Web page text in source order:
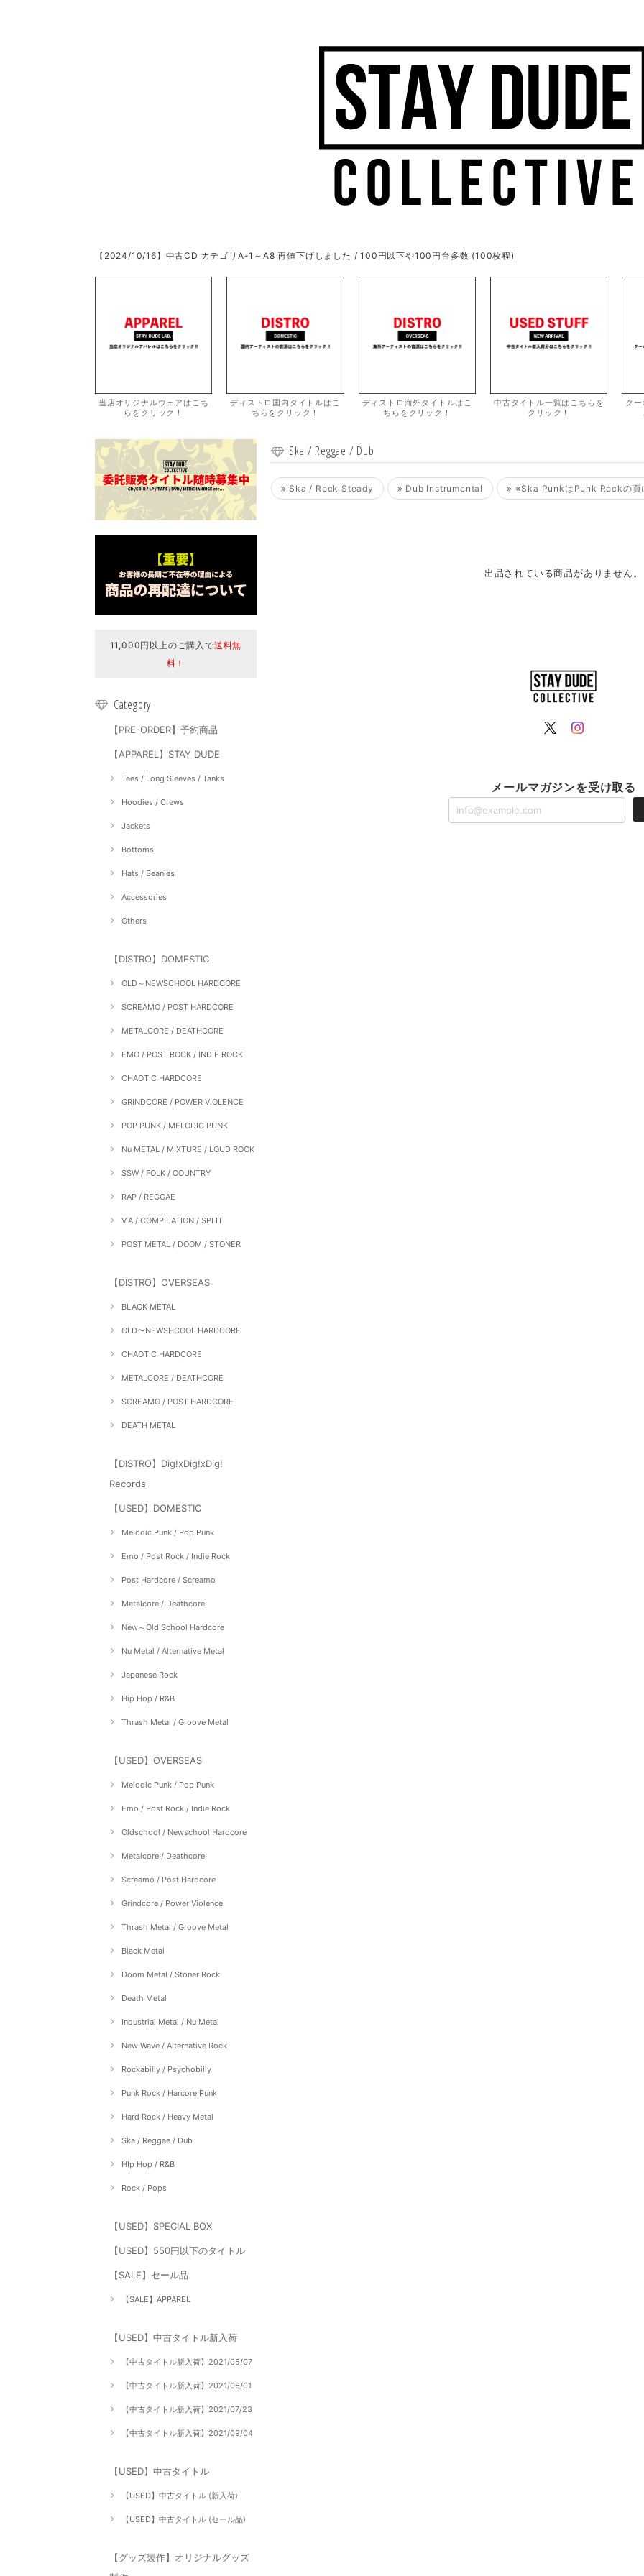
【2024/10/16】中古CD カテゴリA-1～A8 再値下げしました / 100円以下や100円台多数 (100枚程)
当店オリジナルウェアはこち
らをクリック！
ディストロ国内タイトルはこ
ちらをクリック！
ディストロ海外タイトルはこ
ちらをクリック！
中古タイトル一覧はこちらを
クリック！
ク
11,000円以上のご購入で送料無
料！
Category
【PRE-ORDER】予約商品
【APPAREL】STAY DUDE
Tees / Long Sleeves / Tanks
Hoodies / Crews
Jackets
Bottoms
Hats / Beanies
Accessories
Others
【DISTRO】DOMESTIC
OLD～NEWSCHOOL HARDCORE
SCREAMO / POST HARDCORE
METALCORE / DEATHCORE
EMO / POST ROCK / INDIE ROCK
CHAOTIC HARDCORE
GRINDCORE / POWER VIOLENCE
POP PUNK / MELODIC PUNK
Nu METAL / MIXTURE / LOUD ROCK
SSW / FOLK / COUNTRY
RAP / REGGAE
V.A / COMPILATION / SPLIT
POST METAL / DOOM / STONER
【DISTRO】OVERSEAS
BLACK METAL
OLD〜NEWSHCOOL HARDCORE
CHAOTIC HARDCORE
METALCORE / DEATHCORE
SCREAMO / POST HARDCORE
DEATH METAL
【DISTRO】Dig!xDig!xDig!
Records
【USED】DOMESTIC
Melodic Punk / Pop Punk
Emo / Post Rock / Indie Rock
Post Hardcore / Screamo
Metalcore / Deathcore
New～Old School Hardcore
Nu Metal / Alternative Metal
Japanese Rock
Hip Hop / R&B
Thrash Metal / Groove Metal
【USED】OVERSEAS
Melodic Punk / Pop Punk
Emo / Post Rock / Indie Rock
Oldschool / Newschool Hardcore
Metalcore / Deathcore
Screamo / Post Hardcore
Grindcore / Power Violence
Thrash Metal / Groove Metal
Black Metal
Doom Metal / Stoner Rock
Death Metal
Industrial Metal / Nu Metal
New Wave / Alternative Rock
Rockabilly / Psychobilly
Punk Rock / Harcore Punk
Hard Rock / Heavy Metal
Ska / Reggae / Dub
HIp Hop / R&B
Rock / Pops
【USED】SPECIAL BOX
【USED】550円以下のタイトル
【SALE】セール品
【SALE】APPAREL
【USED】中古タイトル新入荷
【中古タイトル新入荷】2021/05/07
【中古タイトル新入荷】2021/06/01
【中古タイトル新入荷】2021/07/23
【中古タイトル新入荷】2021/09/04
【USED】中古タイトル
【USED】中古タイトル (新入荷)
【USED】中古タイトル (セール品)
【グッズ製作】オリジナルグッズ
Ska / Reggae / Dub
Ska / Rock Steady Dub Instrumental ※Ska PunkはPunk Rockの頁
出品されている商品がありません。
メールマガジンを受け取る